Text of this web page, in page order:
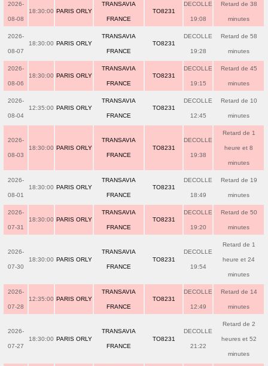
2026-
08-08
18:30:00 PARIS ORLY
TRANSAVIA
FRANCE
TO8231
DECOLLE
19:08
Retard de 38
minutes
2026-
08-07
18:30:00 PARIS ORLY
TRANSAVIA
FRANCE
TO8231
DECOLLE
19:28
Retard de 58
minutes
2026-
08-06
18:30:00 PARIS ORLY
TRANSAVIA
FRANCE
TO8231
DECOLLE
19:15
Retard de 45
minutes
2026-
08-04
12:35:00 PARIS ORLY
TRANSAVIA
FRANCE
TO8231
DECOLLE
12:45
Retard de 10
minutes
2026-
08-03
18:30:00 PARIS ORLY
TRANSAVIA
FRANCE
TO8231
DECOLLE
19:38
Retard de 1
heure et 8
minutes
2026-
08-01
18:30:00 PARIS ORLY
TRANSAVIA
FRANCE
TO8231
DECOLLE
18:49
Retard de 19
minutes
2026-
07-31
18:30:00 PARIS ORLY
TRANSAVIA
FRANCE
TO8231
DECOLLE
19:20
Retard de 50
minutes
2026-
07-30
18:30:00 PARIS ORLY
TRANSAVIA
FRANCE
TO8231
DECOLLE
19:54
Retard de 1
heure et 24
minutes
2026-
07-28
12:35:00 PARIS ORLY
TRANSAVIA
FRANCE
TO8231
DECOLLE
12:49
Retard de 14
minutes
2026-
07-27
18:30:00 PARIS ORLY
TRANSAVIA
FRANCE
TO8231
DECOLLE
21:22
Retard de 2
heures et 52
minutes